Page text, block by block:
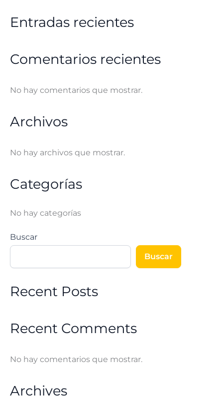
Entradas recientes
Comentarios recientes
No hay comentarios que mostrar.
Archivos
No hay archivos que mostrar.
Categorías
No hay categorías
Buscar
Buscar
Recent Posts
Recent Comments
No hay comentarios que mostrar.
Archives